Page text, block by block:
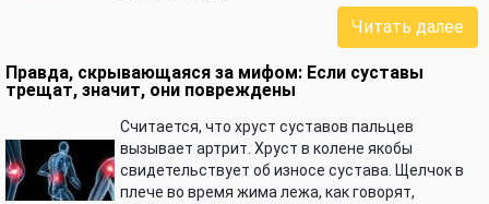
Читать далее
Правда, скрывающаяся за мифом: Если суставы
трещат, значит, они повреждены
Считается, что хруст суставов пальцев
вызывает артрит. Хруст в колене якобы
свидетельствует об износе сустава. Щелчок в
плече во время жима лежа, как говорят,